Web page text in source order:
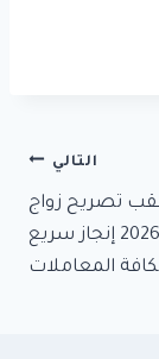
التالي
تصريح زواج
الرياض 2026 إنجاز سريع
المعاملات